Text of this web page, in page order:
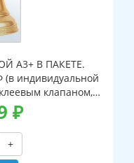
А3+ В ПАКЕТЕ.
(в индивидуальной
клапаном,
лак)
₽
+